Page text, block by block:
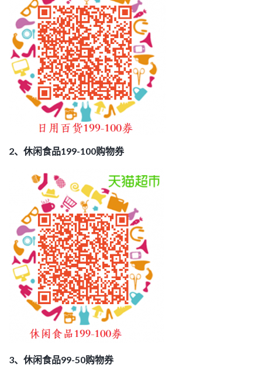
2、休闲食品199-100购物券
3、休闲食品99-50购物券